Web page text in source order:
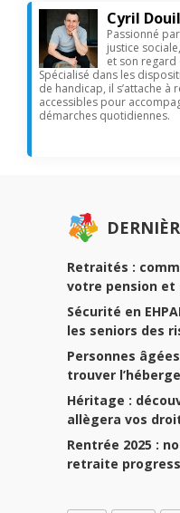
Cyril
Passionné
justice
et son regard
Spécialisé dans les
de handicap, il s’attache
accessibles pour
démarches quotidiennes.
Retraités :
votre pension et
Sécurité en
les seniors des
Personnes
trouver
Héritage :
allègera vos
Rentrée 2025 :
retraite